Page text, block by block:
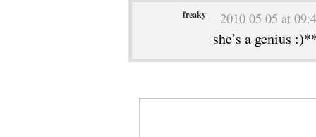
freaky 2010 05 05 at
she’s a genius